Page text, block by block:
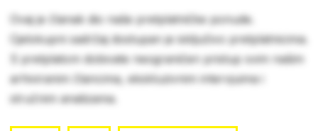
Ovaj je članak dio naše pretplatničke ponude.
Cjelokupni sadržaj dostupan je isključivo pretplatnicima.
S pretplatom dobivate neograničen pristup svim našim
arhiviranim člancima, ekskluzivnim intervjuima i
stručnim analizama.